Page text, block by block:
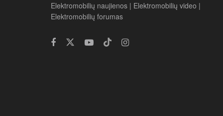
Elektromobilių naujienos | Elektromobilių video |
Elektromobilių forumas